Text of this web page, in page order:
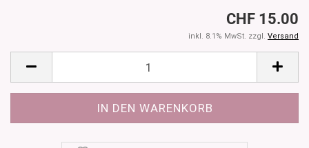
CHF 15.00
inkl. 8.1% MwSt. zzgl. Versand